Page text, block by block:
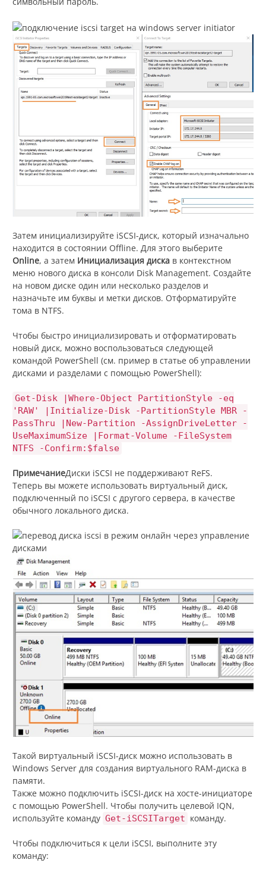
Затем инициализируйте iSCSI-диск, который изначально
находится в состоянии Offline. Для этого выберите
Online, а затем Инициализация диска в контекстном
меню нового диска в консоли Disk Management. Создайте
на новом диске один или несколько разделов и
назначьте им буквы и метки дисков. Отформатируйте
тома в NTFS.
Чтобы быстро инициализировать и отформатировать
новый диск, можно воспользоваться следующей
командой PowerShell (см. пример в статье об управлении
дисками и разделами с помощью PowerShell):
Get-Disk |Where-Object PartitionStyle -eq
'RAW' |Initialize-Disk -PartitionStyle MBR -
PassThru |New-Partition -AssignDriveLetter -
UseMaximumSize |Format-Volume -FileSystem
NTFS -Confirm:$false
ПримечаниеДиски iSCSI не поддерживают ReFS.
Теперь вы можете использовать виртуальный диск,
подключенный по iSCSI с другого сервера, в качестве
обычного локального диска.
Такой виртуальный iSCSI-диск можно использовать в
Windows Server для создания виртуального RAM-диска в
памяти.
Также можно подключить iSCSI-диск на хосте-инициаторе
с помощью PowerShell. Чтобы получить целевой IQN,
используйте команду Get-iSCSITarget команду.
Чтобы подключиться к цели iSCSI, выполните эту
команду: